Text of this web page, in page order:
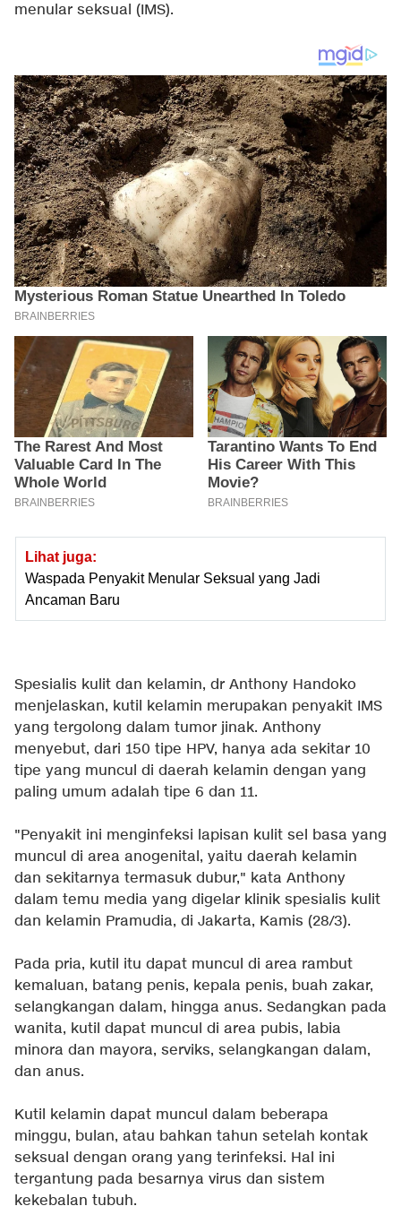
menular seksual (IMS).
Lihat juga:
Waspada Penyakit Menular Seksual yang Jadi
Ancaman Baru
Spesialis kulit dan kelamin, dr Anthony Handoko
menjelaskan, kutil kelamin merupakan penyakit IMS
yang tergolong dalam tumor jinak. Anthony
menyebut, dari 150 tipe HPV, hanya ada sekitar 10
tipe yang muncul di daerah kelamin dengan yang
paling umum adalah tipe 6 dan 11.
"Penyakit ini menginfeksi lapisan kulit sel basa yang
muncul di area anogenital, yaitu daerah kelamin
dan sekitarnya termasuk dubur," kata Anthony
dalam temu media yang digelar klinik spesialis kulit
dan kelamin Pramudia, di Jakarta, Kamis (28/3).
Pada pria, kutil itu dapat muncul di area rambut
kemaluan, batang penis, kepala penis, buah zakar,
selangkangan dalam, hingga anus. Sedangkan pada
wanita, kutil dapat muncul di area pubis, labia
minora dan mayora, serviks, selangkangan dalam,
dan anus.
Kutil kelamin dapat muncul dalam beberapa
minggu, bulan, atau bahkan tahun setelah kontak
seksual dengan orang yang terinfeksi. Hal ini
tergantung pada besarnya virus dan sistem
kekebalan tubuh.